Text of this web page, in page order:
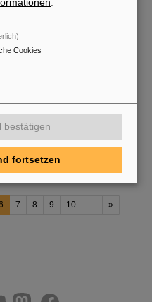
unter anderem die
Abschluss auf dem Campus
mit den GSI/FAIR-
Format, das als
als freier Dialog
FAIR und GSI eingeladen
ermöglicht die Roadshow
mitMitarbeitendenvon
7 8 9 10 .... »
Cookies
bestätigen
fortsetzen